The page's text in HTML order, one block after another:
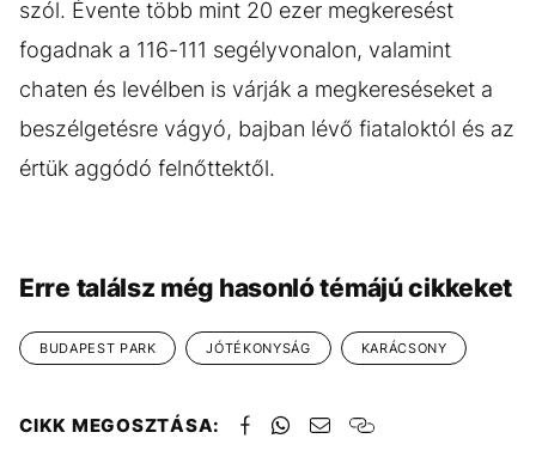
szól. Évente több mint 20 ezer megkeresést
fogadnak a 116-111 segélyvonalon, valamint
chaten és levélben is várják a megkereséseket a
beszélgetésre vágyó, bajban lévő fiataloktól és az
értük aggódó felnőttektől.
Erre találsz még hasonló témájú cikkeket
BUDAPEST PARK JÓTÉKONYSÁG KARÁCSONY
CIKK MEGOSZTÁSA: